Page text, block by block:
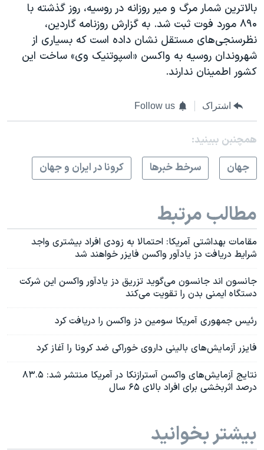
بالاترین شمار مرگ و میر روزانه در روسیه، روز گذشته با
۸۹۰ مورد فوت ثبت شد. به گزارش روزنامه گاردین،
نظرسنجی‌های مستقل نشان داده است که بسیاری از
شهروندان روسیه به واکسن «اسپوتنیک وی» ساخت این
کشور اطمینان ندارند.
اشتراک Follow us
همچنبن ببینید:
جهان
سرخط خبرها کرونا در ایران و جهان
مطالب مرتبط
مقامات بهداشتی آمریکا: احتمالا به زودی افراد بیشتری واجد
شرایط دریافت دز یادآور واکسن فایزر خواهند شد
جانسون اند جانسون می‌گوید تزریق دز یادآور واکسن این شرکت
دستگاه ایمنی بدن را تقویت می‌کند
رئیس جمهوری آمریکا سومین دز واکسن را دریافت کرد
فایزر آزمایش‌های بالینی داروی خوراکی ضد کرونا را آغاز کرد
نتایج آزمایش‌های واکسن آسترازنکا در آمریکا منتشر شد: ۸۳.۵
درصد اثربخشی برای افراد بالای ۶۵ سال
بیشتر بخوانید